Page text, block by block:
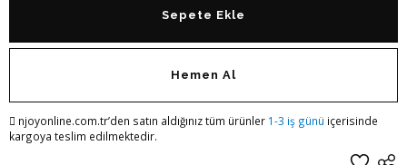
Sepete Ekle
Hemen Al
njoyonline.com.tr’den satın aldığınız tüm ürünler 1-3 iş günü içerisinde
kargoya teslim edilmektedir.